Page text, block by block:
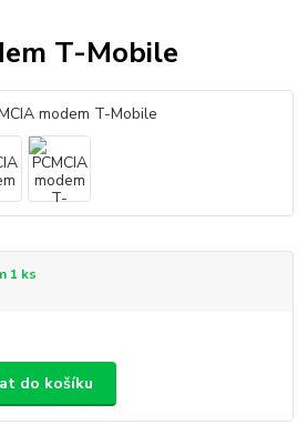
T-Mobile
1 ks
do košíku